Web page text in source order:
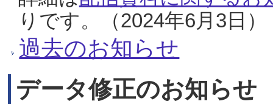
りです。（2024年6月3日）
過去のお知らせ
データ修正のお知らせ